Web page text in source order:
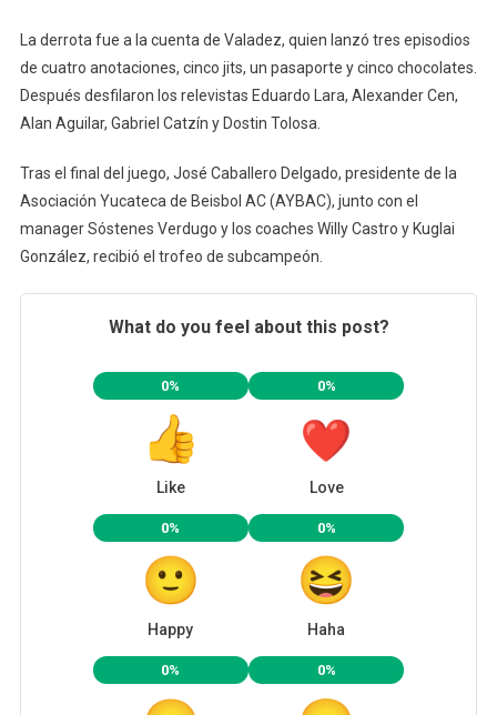
La derrota fue a la cuenta de Valadez, quien lanzó tres episodios
de cuatro anotaciones, cinco jits, un pasaporte y cinco chocolates.
Después desfilaron los relevistas Eduardo Lara, Alexander Cen,
Alan Aguilar, Gabriel Catzín y Dostin Tolosa.
Tras el final del juego, José Caballero Delgado, presidente de la
Asociación Yucateca de Beisbol AC (AYBAC), junto con el
manager Sóstenes Verdugo y los coaches Willy Castro y Kuglai
González, recibió el trofeo de subcampeón.
What do you feel about this post?
0%
Like
0%
Love
0%
Happy
0%
Haha
0% 0%